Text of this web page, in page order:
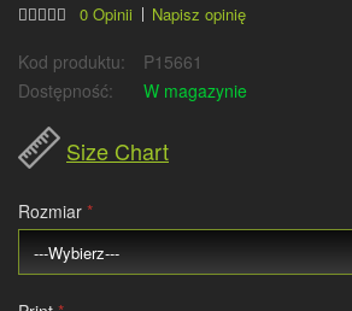
0 Opinii Napisz opinię
Kod produktu:
P15661
Dostępność:
W magazynie
Size Chart
Rozmiar